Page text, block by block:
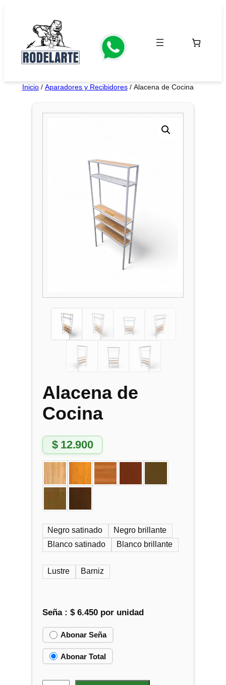
contenido
Inicio/ Aparadores y Recibidores/ Alacena de Cocina
Alacena de
Cocina
$12.900
Negro satinado
Negro brillante
Blanco satinado
Blanco brillante
Lustre Barniz
Seña : $6.450por unidad
Abonar Total
Abonar Seña